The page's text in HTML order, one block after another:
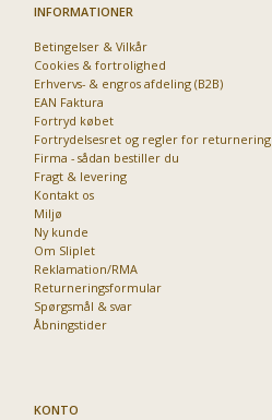
INFORMATIONER
Betingelser & Vilkår
Cookies & fortrolighed
Erhvervs- & engros afdeling (B2B)
EAN Faktura
Fortryd købet
Fortrydelsesret og regler for returnering
Firma - sådan bestiller du
Fragt & levering
Kontakt os
Miljø
Ny kunde
Om Sliplet
Reklamation/RMA
Returneringsformular
Spørgsmål & svar
Åbningstider
KONTO